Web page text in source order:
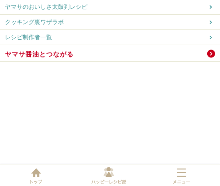
ヤマサのおいしさ太鼓判レシピ
クッキング裏ワザラボ
レシピ制作者一覧
ヤマサ醤油とつながる